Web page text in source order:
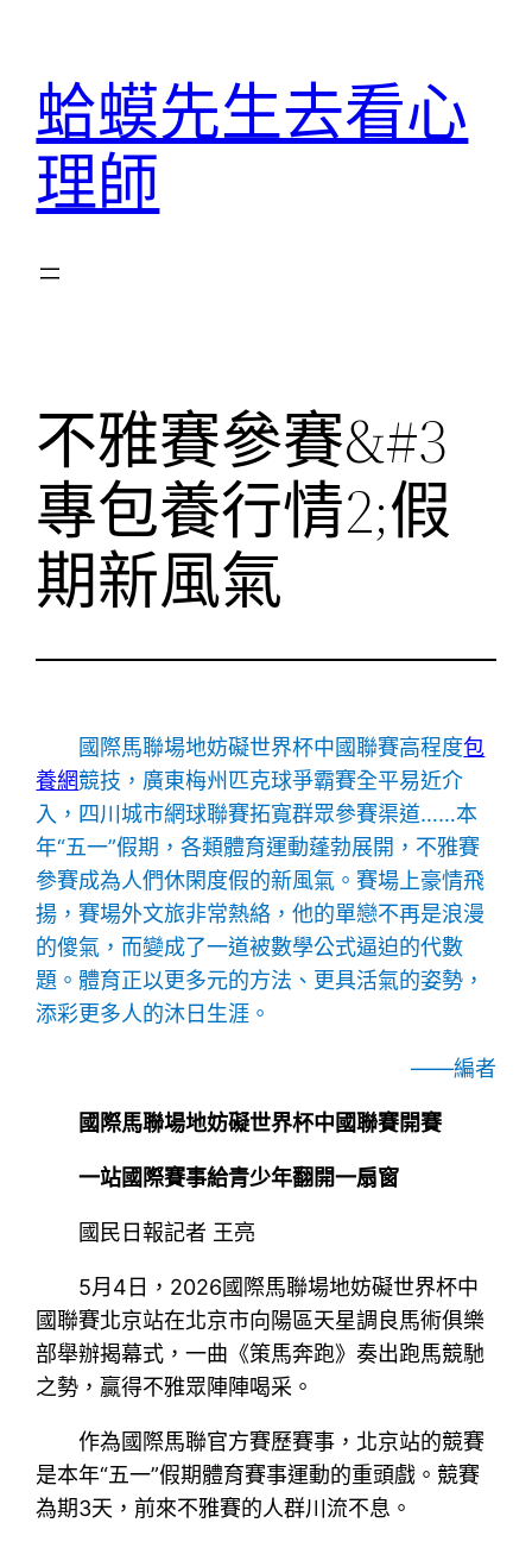
蛤蟆先生去看心
理師
不雅賽參賽&#3
專包養行情2;假
期新風氣
國際馬聯場地妨礙世界杯中國聯賽高程度包
養網競技，廣東梅州匹克球爭霸賽全平易近介
入，四川城市網球聯賽拓寬群眾參賽渠道……本
年“五一”假期，各類體育運動蓬勃展開，不雅賽
參賽成為人們休閑度假的新風氣。賽場上豪情飛
揚，賽場外文旅非常熱絡，他的單戀不再是浪漫
的傻氣，而變成了一道被數學公式逼迫的代數
題。體育正以更多元的方法、更具活氣的姿勢，
添彩更多人的沐日生涯。
——編者
國際馬聯場地妨礙世界杯中國聯賽開賽
一站國際賽事給青少年翻開一扇窗
國民日報記者 王亮
5月4日，2026國際馬聯場地妨礙世界杯中
國聯賽北京站在北京市向陽區天星調良馬術俱樂
部舉辦揭幕式，一曲《策馬奔跑》奏出跑馬競馳
之勢，贏得不雅眾陣陣喝采。
作為國際馬聯官方賽歷賽事，北京站的競賽
是本年“五一”假期體育賽事運動的重頭戲。競賽
為期3天，前來不雅賽的人群川流不息。